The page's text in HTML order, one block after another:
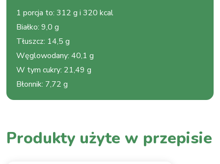
1 porcja to:312 g i 320 kcal
Białko:9,0 g
Tłuszcz: 14,5 g
Węglowodany:40,1 g
W tym cukry: 21,49 g
Błonnik: 7,72 g
Produkty użyte w przepisie